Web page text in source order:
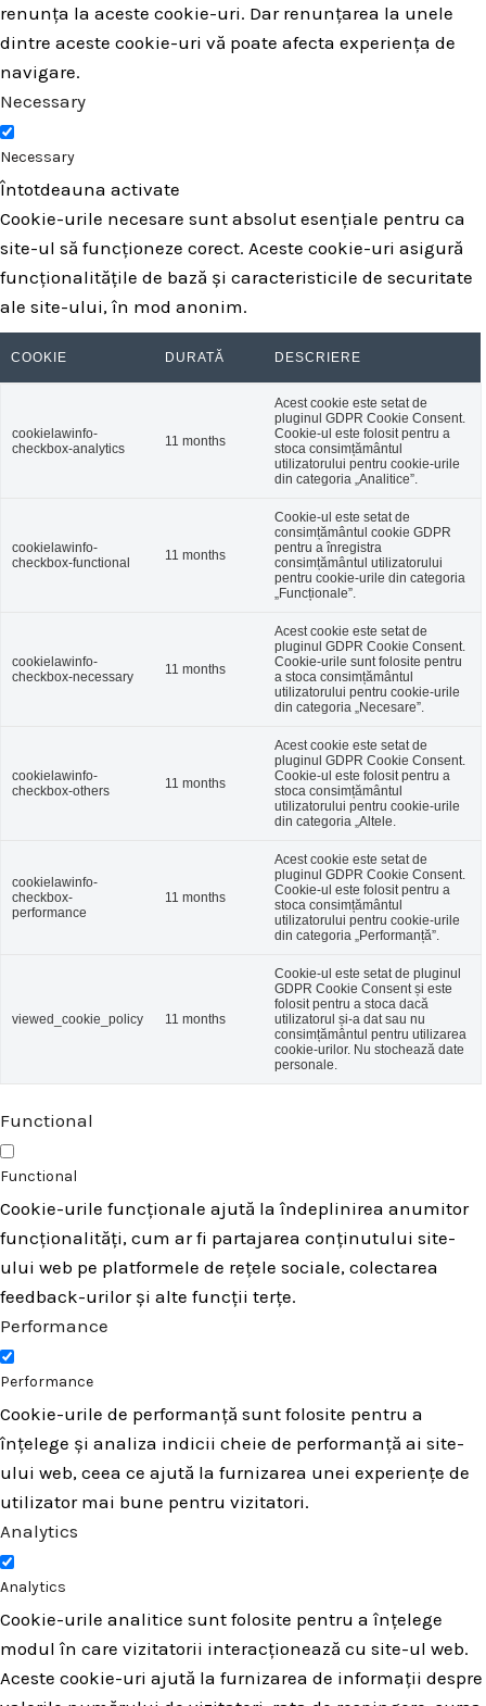
renunța la aceste cookie-uri. Dar renunțarea la unele
dintre aceste cookie-uri vă poate afecta experiența de
navigare.
Necessary
Necessary
Întotdeauna activate
Cookie-urile necesare sunt absolut esențiale pentru ca
site-ul să funcționeze corect. Aceste cookie-uri asigură
funcționalitățile de bază și caracteristicile de securitate
ale site-ului, în mod anonim.
COOKIE DURATĂ DESCRIERE
cookielawinfo-
checkbox-analytics
11 months
Acest cookie este setat de
pluginul GDPR Cookie Consent.
Cookie-ul este folosit pentru a
stoca consimțământul
utilizatorului pentru cookie-urile
din categoria „Analitice”.
cookielawinfo-
checkbox-functional
11 months
Cookie-ul este setat de
consimțământul cookie GDPR
pentru a înregistra
consimțământul utilizatorului
pentru cookie-urile din categoria
„Funcționale”.
cookielawinfo-
checkbox-necessary
11 months
Acest cookie este setat de
pluginul GDPR Cookie Consent.
Cookie-urile sunt folosite pentru
a stoca consimțământul
utilizatorului pentru cookie-urile
din categoria „Necesare”.
cookielawinfo-
checkbox-others
11 months
Acest cookie este setat de
pluginul GDPR Cookie Consent.
Cookie-ul este folosit pentru a
stoca consimțământul
utilizatorului pentru cookie-urile
din categoria „Altele.
cookielawinfo-
checkbox-
performance
11 months
Acest cookie este setat de
pluginul GDPR Cookie Consent.
Cookie-ul este folosit pentru a
stoca consimțământul
utilizatorului pentru cookie-urile
din categoria „Performanță”.
viewed_cookie_policy 11 months
Cookie-ul este setat de pluginul
GDPR Cookie Consent și este
folosit pentru a stoca dacă
utilizatorul și-a dat sau nu
consimțământul pentru utilizarea
cookie-urilor. Nu stochează date
personale.
Functional
Functional
Cookie-urile funcționale ajută la îndeplinirea anumitor
funcționalități, cum ar fi partajarea conținutului site-
ului web pe platformele de rețele sociale, colectarea
feedback-urilor și alte funcții terțe.
Performance
Performance
Cookie-urile de performanță sunt folosite pentru a
înțelege și analiza indicii cheie de performanță ai site-
ului web, ceea ce ajută la furnizarea unei experiențe de
utilizator mai bune pentru vizitatori.
Analytics
Analytics
Cookie-urile analitice sunt folosite pentru a înțelege
modul în care vizitatorii interacționează cu site-ul web.
Aceste cookie-uri ajută la furnizarea de informații despre